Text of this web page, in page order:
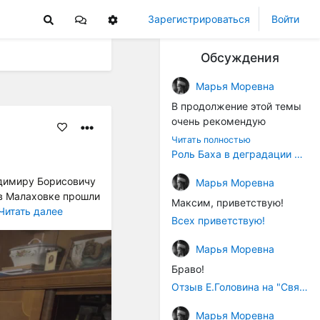
Зарегистрироваться Войти
Борисовичу
Малаховке прошли
далее
Обсуждения
Марья Моревна
В продолжение этой темы
очень рекомендую
книжечку "Музыка в
истории культуры" (автор -
Аллегро-Пресс, 1994 год).
Вот некоторые выдержки:
"...Звуковысотная шкала в
музыке древних греков
строилась в соответствии с
найденными опытным
путём частотными
интервалов (т.е.
Читать полностью
Роль Баха в деградации музыки
Марья Моревна
Максим, приветствую!
Всех приветствую!
Марья Моревна
Браво!
Отзыв Е.Головина на "Священную Артанию" (2005)
Марья Моревна